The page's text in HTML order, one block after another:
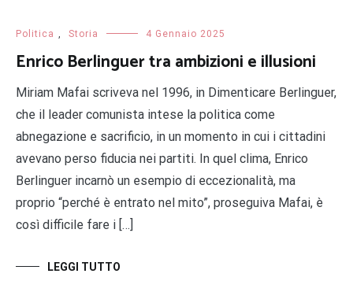
Politica , Storia 4 Gennaio 2025
Enrico Berlinguer tra ambizioni e illusioni
Miriam Mafai scriveva nel 1996, in Dimenticare Berlinguer,
che il leader comunista intese la politica come
abnegazione e sacrificio, in un momento in cui i cittadini
avevano perso fiducia nei partiti. In quel clima, Enrico
Berlinguer incarnò un esempio di eccezionalità, ma
proprio “perché è entrato nel mito”, proseguiva Mafai, è
così difficile fare i […]
LEGGI TUTTO